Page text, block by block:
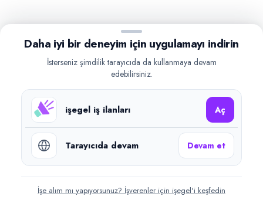
Daha iyi bir deneyim için uygulamayı indirin
İsterseniz şimdilik tarayıcıda da kullanmaya devam
edebilirsiniz.
işegel iş ilanları Aç
Tarayıcıda devam Devam et
İşe alım mı yapıyorsunuz? İşverenler için işegel'i keşfedin